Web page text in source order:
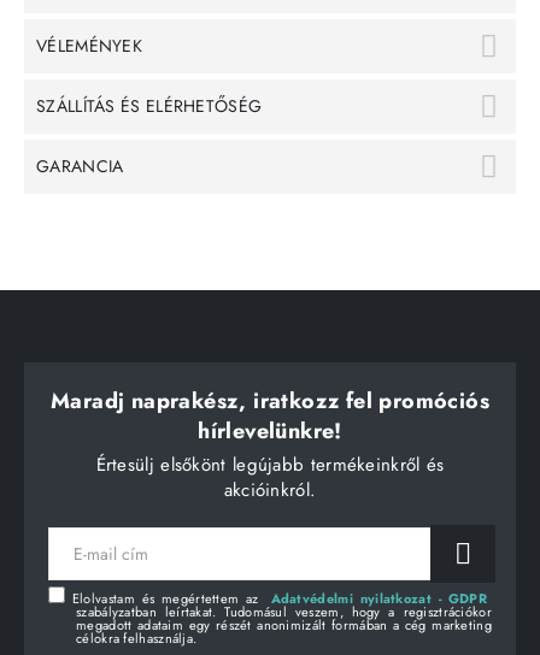
VÉLEMÉNYEK
SZÁLLÍTÁS ÉS ELÉRHETŐSÉG
GARANCIA
Maradj naprakész, iratkozz fel promóciós
hírlevelünkre!
Értesülj elsőkönt legújabb termékeinkről és
akcióinkról.
E-
mail
Elolvastam és megértettem az Adatvédelmi nyilatkozat - GDPR
szabályzatban leírtakat. Tudomásul veszem, hogy a regisztrációkor
megadott adataim egy részét anonimizált formában a cég marketing
célokra felhasználja.